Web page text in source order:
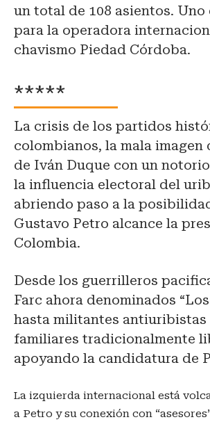
un total de 108 asientos. Uno
para la operadora
chavismo Piedad Córdoba.
*****
La crisis de los partidos
colombianos, la mala imagen
de Iván Duque con un
la influencia electoral del
abriendo paso a la
Gustavo Petro alcance la
Colombia.
Desde los guerrilleros
Farc ahora denominados
hasta militantes antiuribistas
familiares tradicionalmente
apoyando la candidatura de
La izquierda internacional está
a Petro y su conexión con